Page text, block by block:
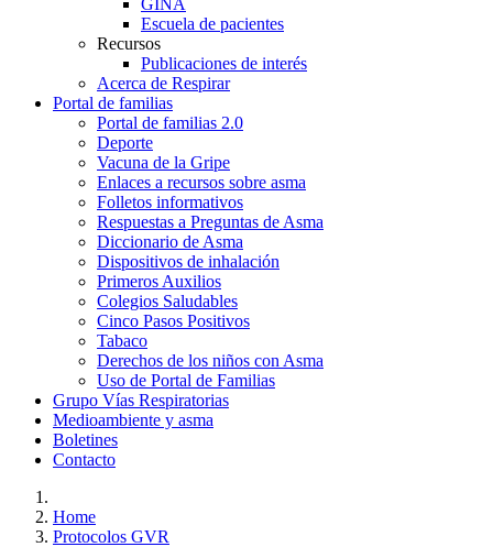
GINA
Escuela de pacientes
Recursos
Publicaciones de interés
Acerca de Respirar
Portal de familias
Portal de familias 2.0
Deporte
Vacuna de la Gripe
Enlaces a recursos sobre asma
Folletos informativos
Respuestas a Preguntas de Asma
Diccionario de Asma
Dispositivos de inhalación
Primeros Auxilios
Colegios Saludables
Cinco Pasos Positivos
Tabaco
Derechos de los niños con Asma
Uso de Portal de Familias
Grupo Vías Respiratorias
Medioambiente y asma
Boletines
Contacto
Home
Protocolos GVR